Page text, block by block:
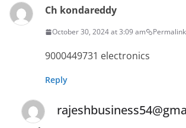
Ch kondareddy
October 30, 2024 at 3:09 am Permalink
9000449731 electronics
Reply